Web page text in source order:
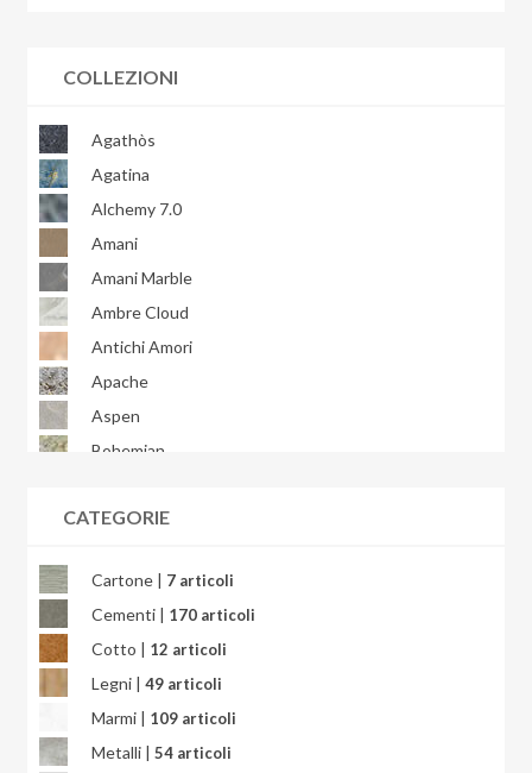
COLLEZIONI
Agathòs
Agatina
Alchemy 7.0
Amani
Amani Marble
Ambre Cloud
Antichi Amori
Apache
Aspen
Bohemian
Brera
Bright Precious
Calacatta
Calacatta Africa
Calacatta Gold
Calacatta Oceanic
Calacatta Splendido
CATEGORIE
Cartone | 7 articoli
Cementi | 170 articoli
Cotto | 12 articoli
Legni |49 articoli
Marmi | 109 articoli
Metalli |54 articoli